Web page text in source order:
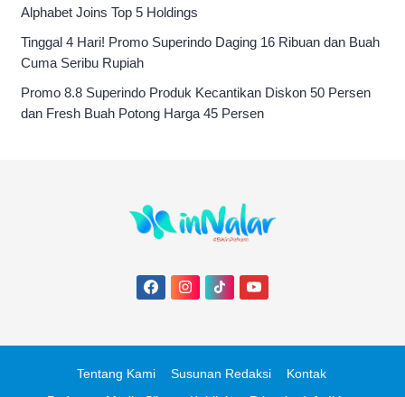
Alphabet Joins Top 5 Holdings
Tinggal 4 Hari! Promo Superindo Daging 16 Ribuan dan Buah
Cuma Seribu Rupiah
Promo 8.8 Superindo Produk Kecantikan Diskon 50 Persen
dan Fresh Buah Potong Harga 45 Persen
Tentang Kami Susunan Redaksi
Kontak